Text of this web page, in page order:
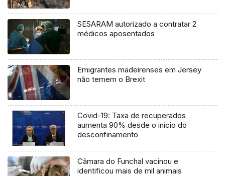
SESARAM autorizado a contratar 2
médicos aposentados
Emigrantes madeirenses em Jersey
não temem o Brexit
Covid-19: Taxa de recuperados
aumenta 90% desde o início do
desconfinamento
Câmara do Funchal vacinou e
identificou mais de mil animais